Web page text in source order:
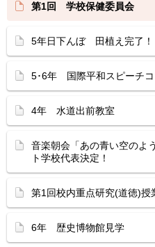
第1回 学校保健委員会
5年日下んぼ 田植え完了！
5･6年 国際平和スピーチコ
4年 水道出前教室
音楽朝会「あの青い空のよ
ト学校代表決定！
第1回校内重点研究(道徳)授
6年 歴史博物館見学